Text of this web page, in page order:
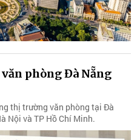
phòng Đà Nẵng
thị trường văn phòng tại Đà
Nội và TP Hồ Chí Minh.